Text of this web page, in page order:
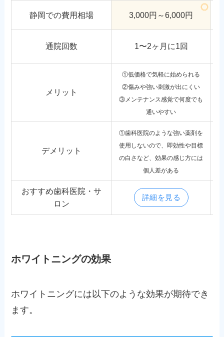
静岡での費用相場 3,000円～6,000円
通院回数 1〜2ヶ月に1回
メリット
①低価格で気軽に始められる
②傷みや強い刺激が出にくい
③メンテナンス感覚で何度でも
通いやすい
デメリット
①歯科医院のような強い薬剤を
使用しないので、即効性や目標
の白さなど、効果の感じ方には
個人差がある
おすすめ歯科医院・サ
ロン
詳細を見る
ホワイトニングの効果
ホワイトニングには以下のような効果が期待でき
ます。